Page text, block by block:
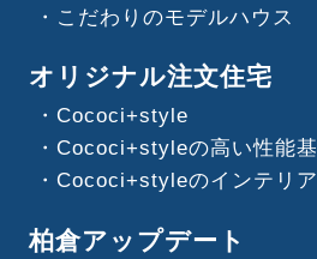
こだわりのモデルハウス
オリジナル注文住宅
Cococi+style
Cococi+styleの高い性能
Cococi+styleのインテリ
柏倉アップデート